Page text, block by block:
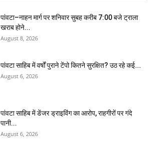
पांवटा–नाहन मार्ग पर शनिवार सुबह करीब 7:00 बजे ट्राला
खराब होने...
August 8, 2026
पांवटा साहिब में वर्षों पुराने टेंपो कितने सुरक्षित? उठ रहे कई...
August 6, 2026
पांवटा साहिब में डेंजर ड्राइविंग का आरोप, राहगीरों पर गंदे
पानी...
August 6, 2026